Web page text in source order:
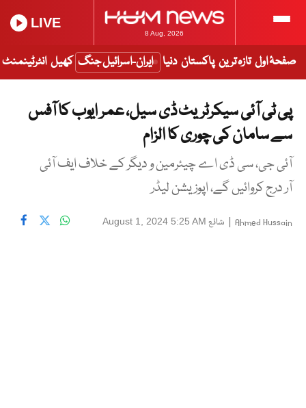
8 Aug, 2026
LIVE
صفحۂ اول تازہ ترین پاکستان دنیا ایران-اسرائیل جنگ کھیل انٹرٹینمنٹ
پی ٹی آئی سیکرٹریٹ ڈی سیل، عمر ایوب کا آفس
سے سامان کی چوری کا الزام
آئی جی، سی ڈی اے چیئرمین و دیگر کے خلاف ایف آئی
آر درج کروائیں گے، اپوزیشن لیڈر
Ahmed Hussain
| شائع August 1, 2024 5:25 AM